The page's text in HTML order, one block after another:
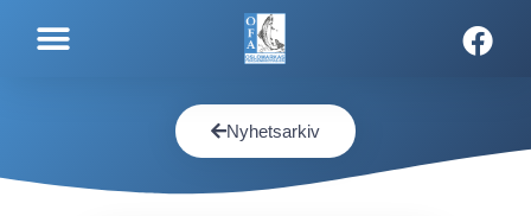
Nyhetsarkiv